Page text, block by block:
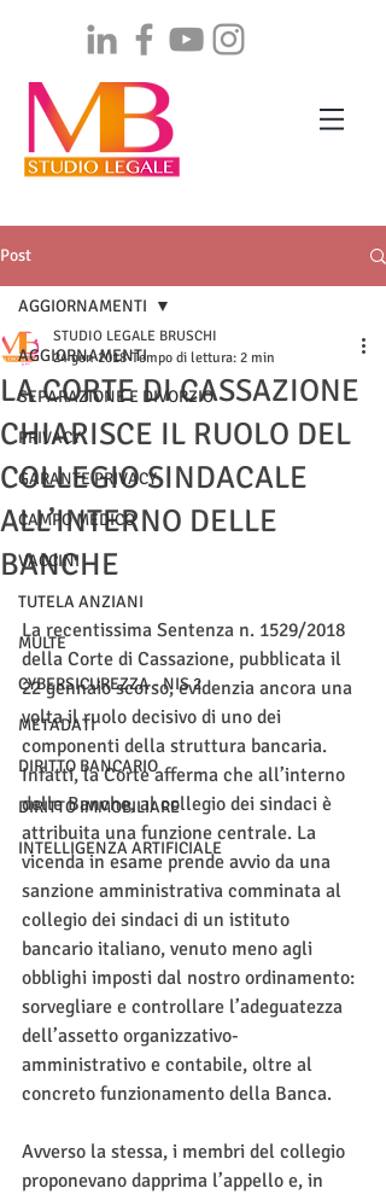
Post
AGGIORNAMENTI
SEPARAZIONE E DIVORZIO
PRIVACY
GARANTE PRIVACY
CAMPO MEDICO
VACCINI
TUTELA ANZIANI
MULTE
CYBERSICUREZZA - NIS 2
METADATI
DIRITTO BANCARIO
DIRITTO IMMOBILIARE
INTELLIGENZA ARTIFICIALE
AGGIORNAMENTI
LA CORTE DI CASSAZIONE
CHIARISCE IL RUOLO DEL
COLLEGIO SINDACALE
ALL’INTERNO DELLE
BANCHE
STUDIO LEGALE BRUSCHI
24 gen 2018 Tempo di lettura: 2 min
La recentissima Sentenza n. 1529/2018
della Corte di Cassazione, pubblicata il
22 gennaio scorso, evidenzia ancora una
volta il ruolo decisivo di uno dei
componenti della struttura bancaria.
Infatti, la Corte afferma che all’interno
delle Banche, al collegio dei sindaci è
attribuita una funzione centrale. La
vicenda in esame prende avvio da una
sanzione amministrativa comminata al
collegio dei sindaci di un istituto
bancario italiano, venuto meno agli
obblighi imposti dal nostro ordinamento:
sorvegliare e controllare l’adeguatezza
dell’assetto organizzativo-
amministrativo e contabile, oltre al
concreto funzionamento della Banca.
Avverso la stessa, i membri del collegio
proponevano dapprima l’appello e, in